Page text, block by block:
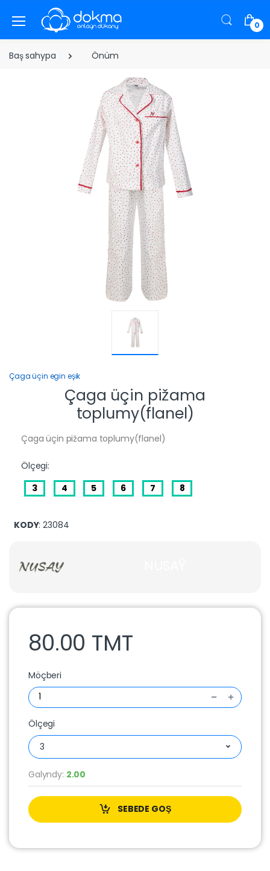
0
Baş sahypa Önüm
Çaga üçin egin eşik
Çaga üçin pižama
toplumy(flanel)
Çaga üçin pižama toplumy(flanel)
Ölçegi:
3
4 5 6 7 8
KODY: 23084
80.00 TMT
Möçberi
Ölçegi
3
Galyndy: 2.00
SEBEDE GOŞ